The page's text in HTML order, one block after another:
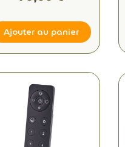
Ajouter au panier